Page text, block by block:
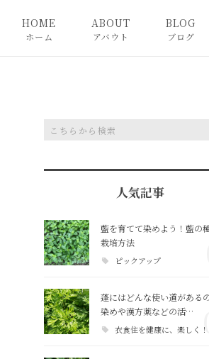
HOME
ホーム
ABOUT
アバウト
BLOG
ブログ
人気記事
藍を育てて染めよう！藍の
栽培方法
ピックアップ
蓬にはどんな使い道がある
染めや漢方薬などの活…
衣食住を健康に、楽しく！